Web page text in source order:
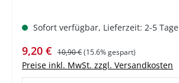
Sofort verfügbar, Lieferzeit: 2-5 Tage
Verkaufspreis:
9,20 € Regulärer Preis:
10,90 €(15.6% gespart)
Preise inkl. MwSt. zzgl. Versandkosten